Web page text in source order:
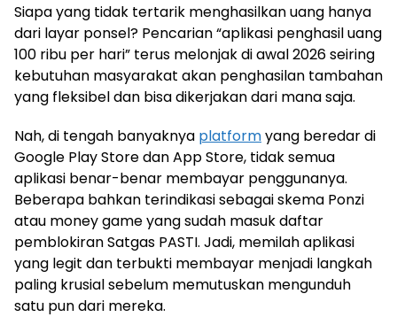
Siapa yang tidak tertarik menghasilkan uang hanya
dari layar ponsel? Pencarian “aplikasi penghasil uang
100 ribu per hari” terus melonjak di awal 2026 seiring
kebutuhan masyarakat akan penghasilan tambahan
yang fleksibel dan bisa dikerjakan dari mana saja.
Nah, di tengah banyaknya platformyang beredar di
Google Play Store dan App Store, tidak semua
aplikasi benar-benar membayar penggunanya.
Beberapa bahkan terindikasi sebagai skema Ponzi
atau money game yang sudah masuk daftar
pemblokiran Satgas PASTI. Jadi, memilah aplikasi
yang legit dan terbukti membayar menjadi langkah
paling krusial sebelum memutuskan mengunduh
satu pun dari mereka.